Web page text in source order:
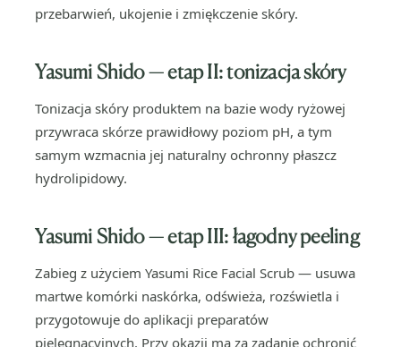
przebarwień, ukojenie i zmiękczenie skóry.
Yasumi Shido — etap II: tonizacja skóry
Tonizacja skóry produktem na bazie wody ryżowej
przywraca skórze prawidłowy poziom pH, a tym
samym wzmacnia jej naturalny ochronny płaszcz
hydrolipidowy.
Yasumi Shido — etap III: łagodny peeling
Zabieg z użyciem Yasumi Rice Facial Scrub — usuwa
martwe komórki naskórka, odświeża, rozświetla i
przygotowuje do aplikacji preparatów
pielęgnacyjnych. Przy okazji ma za zadanie ochronić